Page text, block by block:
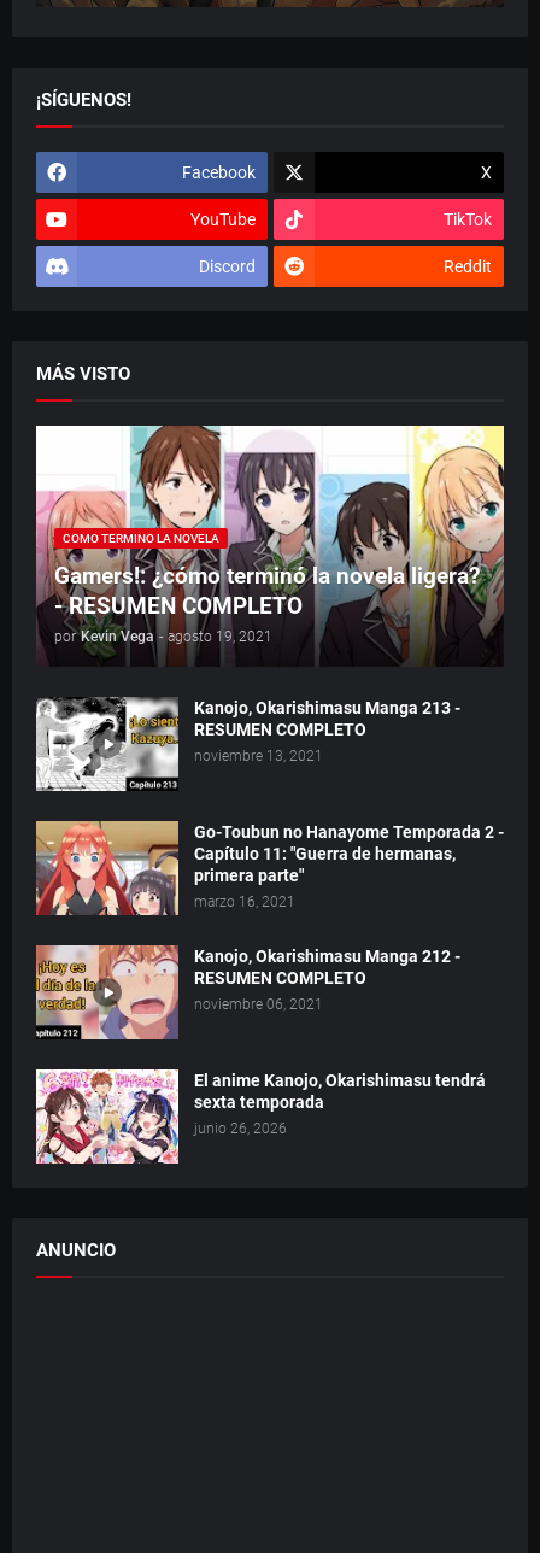
¡SÍGUENOS!
Facebook X
YouTube TikTok
Discord Reddit
MÁS VISTO
COMO TERMINO LA NOVELA
Gamers!: ¿cómo terminó la novela ligera?
- RESUMEN COMPLETO
por Kevin Vega - agosto 19, 2021
Kanojo, Okarishimasu Manga 213 -
RESUMEN COMPLETO
noviembre 13, 2021
Go-Toubun no Hanayome Temporada 2 -
Capítulo 11: "Guerra de hermanas,
primera parte"
marzo 16, 2021
Kanojo, Okarishimasu Manga 212 -
RESUMEN COMPLETO
noviembre 06, 2021
El anime Kanojo, Okarishimasu tendrá
sexta temporada
junio 26, 2026
ANUNCIO